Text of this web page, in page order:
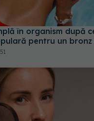
în organism după
pentru un